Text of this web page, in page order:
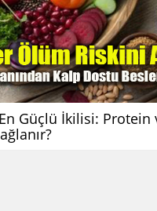
En Güçlü İkilisi: Protein